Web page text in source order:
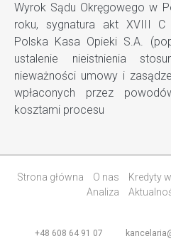
Wyrok Sądu Okręgowego w
roku, sygnatura akt XVIII
Polska Kasa Opieki S.A.
ustalenie nieistnienia
nieważności umowy i
wpłaconych przez
kosztami procesu
Strona główna O nas Kredyty
Analiza
+48 608 64 91 07